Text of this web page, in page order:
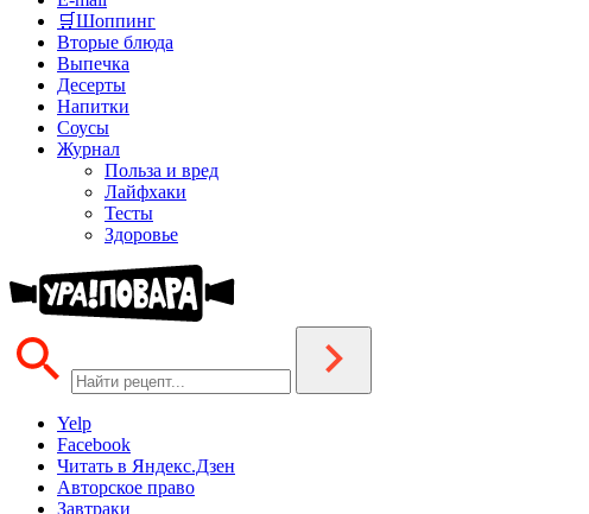
🛒Шоппинг
Вторые блюда
Выпечка
Десерты
Напитки
Соусы
Журнал
Польза и вред
Лайфхаки
Тесты
Здоровье
Yelp
Facebook
Читать в Яндекс.Дзен
Авторское право
Завтраки